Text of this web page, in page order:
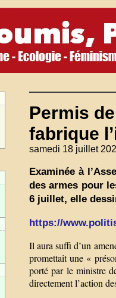
Permis
fabrique
samedi 18 juillet
Examinée à
des armes pour
6 juillet, elle
https://
Il aura suffi d’un
promettait une «
porté par le ministre
directement l’action